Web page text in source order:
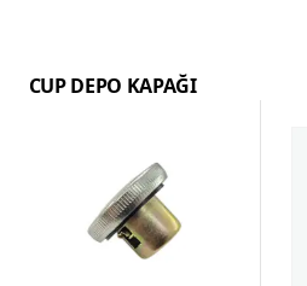
CUP DEPO KAPAĞI